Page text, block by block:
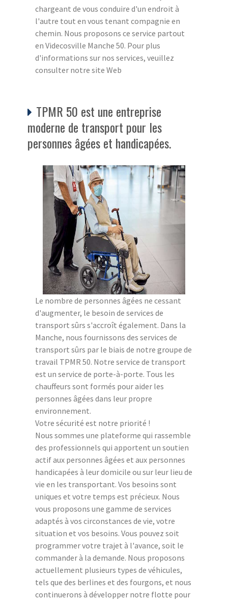
chargeant de vous conduire d'un endroit à
l'autre tout en vous tenant compagnie en
chemin. Nous proposons ce service partout
en Videcosville Manche 50. Pour plus
d'informations sur nos services, veuillez
consulter notre site Web
TPMR 50 est une entreprise
moderne de transport pour les
personnes âgées et handicapées.
Le nombre de personnes âgées ne cessant
d'augmenter, le besoin de services de
transport sûrs s'accroît également. Dans la
Manche, nous fournissons des services de
transport sûrs par le biais de notre groupe de
travail TPMR 50. Notre service de transport
est un service de porte-à-porte. Tous les
chauffeurs sont formés pour aider les
personnes âgées dans leur propre
environnement.
Votre sécurité est notre priorité !
Nous sommes une plateforme qui rassemble
des professionnels qui apportent un soutien
actif aux personnes âgées et aux personnes
handicapées à leur domicile ou sur leur lieu de
vie en les transportant. Vos besoins sont
uniques et votre temps est précieux. Nous
vous proposons une gamme de services
adaptés à vos circonstances de vie, votre
situation et vos besoins. Vous pouvez soit
programmer votre trajet à l'avance, soit le
commander à la demande. Nous proposons
actuellement plusieurs types de véhicules,
tels que des berlines et des fourgons, et nous
continuerons à développer notre flotte pour